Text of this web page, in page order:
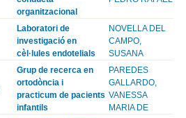
organitzacional
Laboratori de
investigació en
cèl·lules endotelials
NOVELLA DEL
CAMPO,
SUSANA
Grup de recerca en
ortodòncia i
practicum de pacients
infantils
PAREDES
GALLARDO,
VANESSA
MARIA DE